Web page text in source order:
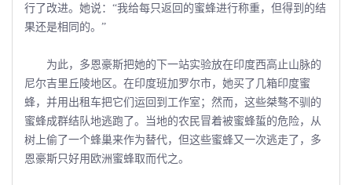
行了改进。她说：“我给每只返回的蜜蜂进行称重，但得到的结
果还是相同的。”
为此，多恩豪斯把她的下一站实验放在印度西高止山脉的
尼尔吉里丘陵地区。在印度班加罗尔市，她买了几箱印度蜜
蜂，并用出租车把它们运回到工作室；然而，这些桀骜不驯的
蜜蜂成群结队地逃跑了。当地的农民冒着被蜜蜂蜇的危险，从
树上偷了一个蜂巢来作为替代，但这些蜜蜂又一次逃走了，多
恩豪斯只好用欧洲蜜蜂取而代之。